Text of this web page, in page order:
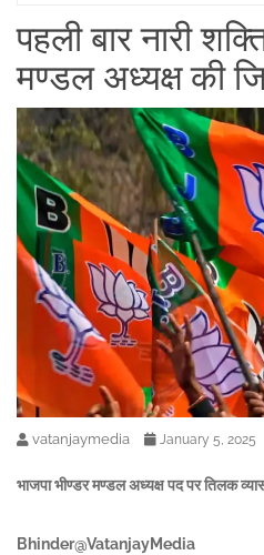
पहली बार नारी
मण्डल अध्यक्ष की
vatanjaymedia January 5, 2025
भाजपा भीण्डर मण्डल अध्यक्ष पद पर तिलक
Bhinder@VatanjayMedia